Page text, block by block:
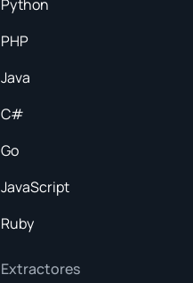
Python
PHP
Java
C#
Go
JavaScript
Ruby
Extractores